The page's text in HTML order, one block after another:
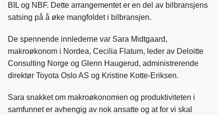
BIL og NBF. Dette arrangementet er en del av bilbransjens
satsing på å øke mangfoldet i bilbransjen.
De spennende innlederne var Sara Midtgaard,
makroøkonom i Nordea, Cecilia Flatum, leder av Deloitte
Consulting Norge og Glenn Haugerud, administrerende
direktør Toyota Oslo AS og Kristine Kotte-Eriksen.
Sara snakket om makroøkonomien og produktiviteten i
samfunnet er avhengig av nok ansatte og at for vi skal